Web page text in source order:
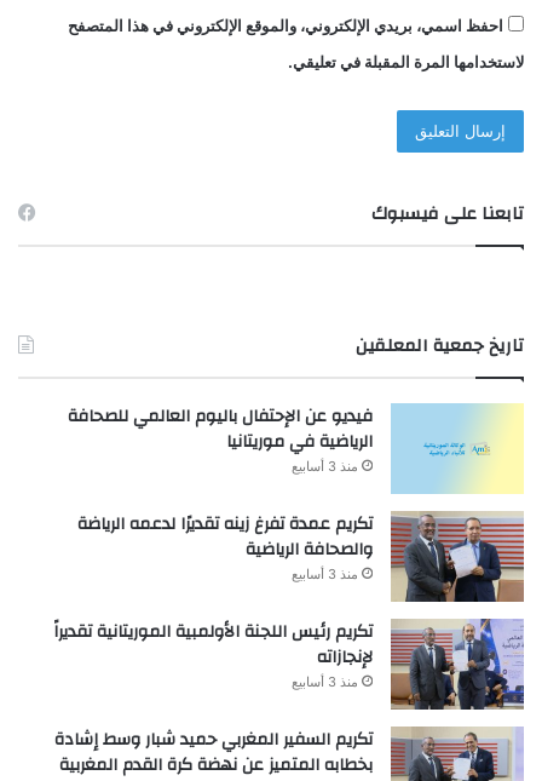
احفظ اسمي، بريدي الإلكتروني، والموقع الإلكتروني في هذا المتصفح
لاستخدامها المرة المقبلة في تعليقي.
تابعنا على فيسبوك
تاريخ جمعية المعلقين
فيديو عن الإحتفال باليوم العالمي للصحافة
الرياضية في موريتانيا
منذ 3 أسابيع
تكريم عمدة تفرغ زينه تقديرًا لدعمه الرياضة
والصحافة الرياضية
منذ 3 أسابيع
تكريم رئيس اللجنة الأولمبية الموريتانية تقديراً
لإنجازاته
منذ 3 أسابيع
تكريم السفير المغربي حميد شبار وسط إشادة
بخطابه المتميز عن نهضة كرة القدم المغربية